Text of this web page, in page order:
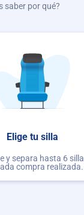
saber por qué?
Elige tu silla
y separa hasta 6
compra realizada.